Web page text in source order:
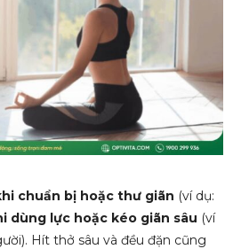
chuẩn bị hoặc thư giãn (ví dụ:
dùng lực hoặc kéo giãn sâu (ví
Hít thở sâu và đều đặn cũng